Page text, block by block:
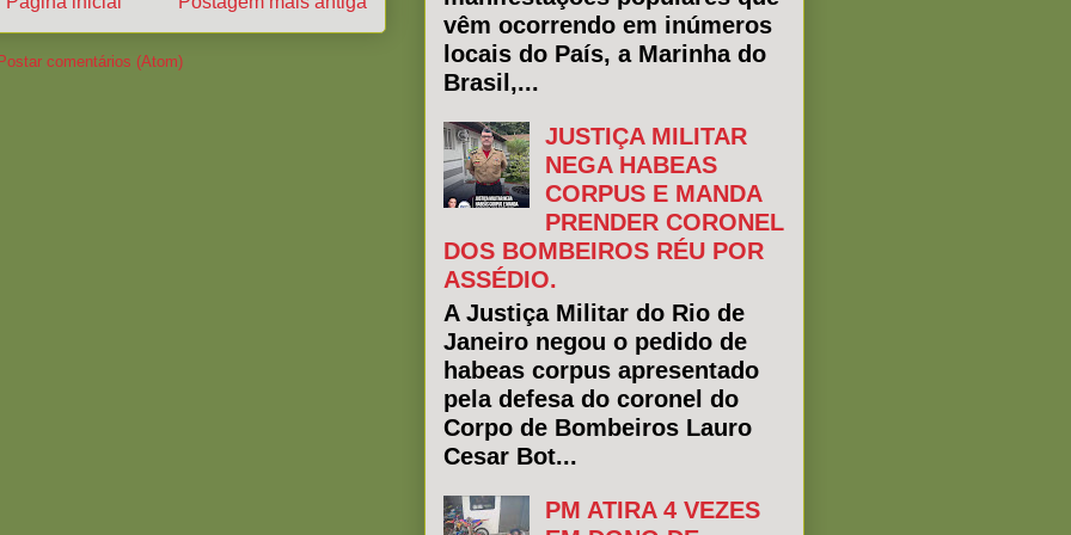
Postar comentários (Atom)
vêm ocorrendo em inúmeros
locais do País, a Marinha do
Brasil,...
JUSTIÇA MILITAR
NEGA HABEAS
CORPUS E MANDA
PRENDER CORONEL
DOS BOMBEIROS RÉU POR
ASSÉDIO.
A Justiça Militar do Rio de
Janeiro negou o pedido de
habeas corpus apresentado
pela defesa do coronel do
Corpo de Bombeiros Lauro
Cesar Bot...
PM ATIRA 4 VEZES